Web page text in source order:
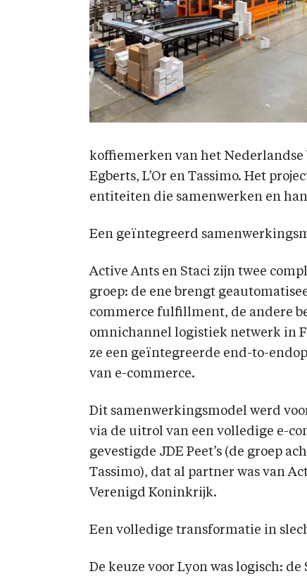
koffiemerken van het Nederlandse
Egberts, L’Or en Tassimo. Het
entiteiten die samenwerken en
Een geïntegreerd
Active Ants en Staci zijn twee
groep: de ene brengt
commerce fulfillment, de andere
omnichannel logistiek netwerk in
ze een geïntegreerde end-to-
van e-commerce.
Dit samenwerkingsmodel werd
via de uitrol van een volledige e-
gevestigde JDE Peet’s (de groep
Tassimo), dat al partner was van
Verenigd Koninkrijk.
Een volledige transformatie in
De keuze voor Lyon was logisch: